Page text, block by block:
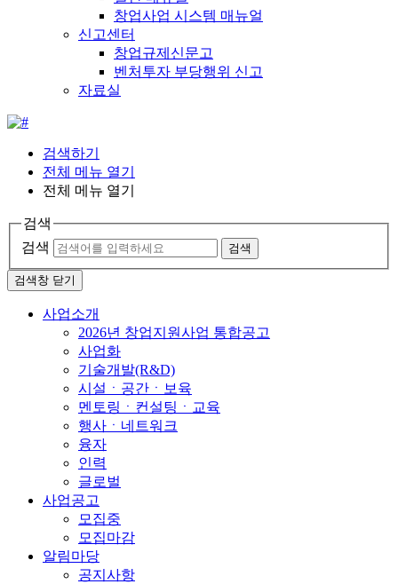
창업사업 시스템 매뉴얼
신고센터
창업규제신문고
벤처투자 부당행위 신고
자료실
검색하기
전체 메뉴 열기
전체 메뉴 열기
검색
검색
검색
검색창 닫기
사업소개
2026년 창업지원사업 통합공고
사업화
기술개발(R&D)
시설ㆍ공간ㆍ보육
멘토링ㆍ컨설팅ㆍ교육
행사ㆍ네트워크
융자
인력
글로벌
사업공고
모집중
모집마감
알림마당
공지사항